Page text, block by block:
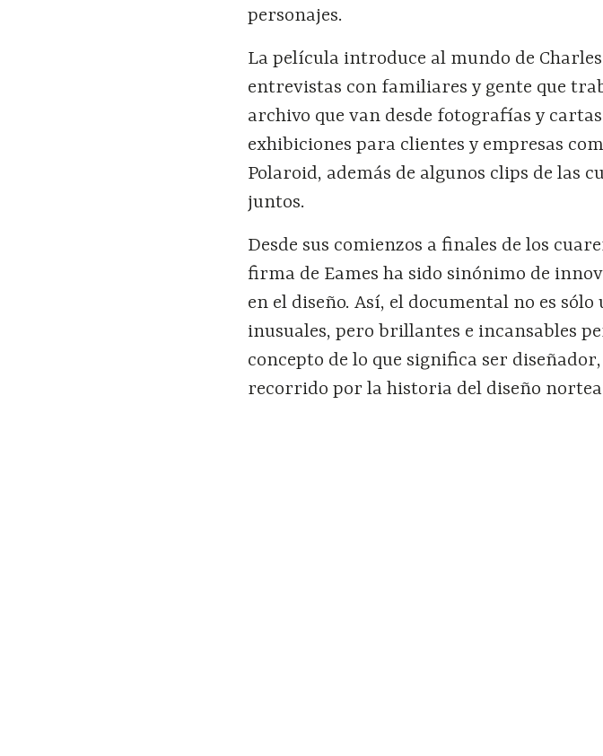
personajes.
La película introduce al mundo de Charles
entrevistas con familiares y gente que
archivo que van desde fotografías y
exhibiciones para clientes y empresas
Polaroid, además de algunos clips de las
juntos.
Desde sus comienzos a finales de los
firma de Eames ha sido sinónimo de
en el diseño. Así, el documental no es
inusuales, pero brillantes e incansables
concepto de lo que significa ser
recorrido por la historia del diseño